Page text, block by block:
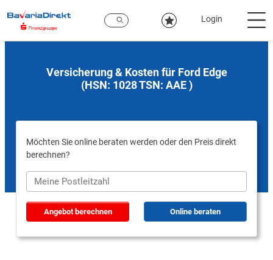
Hauptinhalt
Login
Versicherung & Kosten für Ford Edge
(HSN: 1028 TSN: AAE )
Möchten Sie online beraten werden oder den Preis direkt
berechnen?
Angebot berechnen Online beraten